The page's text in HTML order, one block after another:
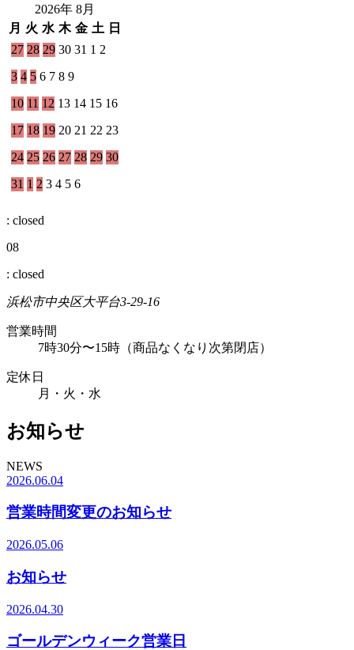
2026年 8月
月 火 水 木 金 土 日
27 28 29 30 31 1 2
3 4 5 6 7 8 9
10 11 12 13 14 15 16
17 18 19 20 21 22 23
24 25 26 27 28 29 30
31 1 2 3 4 5 6
: closed
08
: closed
浜松市中央区大平台3-29-16
営業時間
7時30分〜15時（商品なくなり次第閉店）
定休日
月・火・水
お知らせ
NEWS
2026.06.04
営業時間変更のお知らせ
2026.05.06
お知らせ
2026.04.30
ゴールデンウィーク営業日